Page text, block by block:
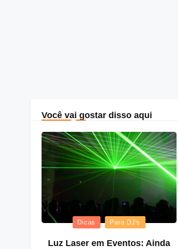
Você vai gostar disso aqui
Posted
Dicas Para DJ's
Luz Laser em Eventos: Ainda